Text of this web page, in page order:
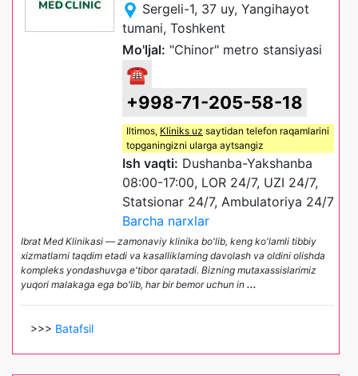
Sergeli-1, 37 uy, Yangihayot
tumani, Toshkent
Mo'ljal: "Chinor" metro stansiyasi
☎
+998-71-205-58-18
Iltimos, Kliniks uz saytidan telefon raqamlarini
topganingizni ularga aytsangiz
Ish vaqti: Dushanba-Yakshanba
08:00-17:00, LOR 24/7, UZI 24/7,
Statsionar 24/7, Ambulatoriya 24/7
Barcha narxlar
Ibrat Med Klinikasi — zamonaviy klinika bo'lib, keng ko'lamli tibbiy
xizmatlarni taqdim etadi va kasalliklarning davolash va oldini olishda
kompleks yondashuvga e'tibor qaratadi. Bizning mutaxassislarimiz
yuqori malakaga ega bo'lib, har bir bemor uchun in ...
>>> Batafsil